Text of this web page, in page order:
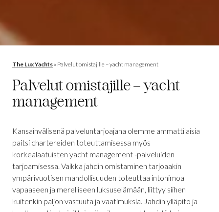
The Lux Yachts » Palvelut omistajille – yacht management
Palvelut omistajille – yacht
management
Kansainvälisenä palveluntarjoajana olemme ammattilaisia
paitsi chartereiden toteuttamisessa myös
korkealaatuisten yacht management -palveluiden
tarjoamisessa. Vaikka jahdin omistaminen tarjoaakin
ympärivuotisen mahdollisuuden toteuttaa intohimoa
vapaaseen ja merelliseen luksuselämään, liittyy siihen
kuitenkin paljon vastuuta ja vaatimuksia. Jahdin ylläpito ja